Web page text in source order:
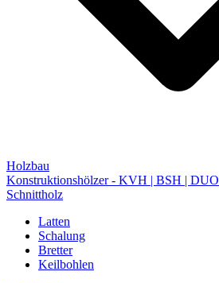
Holzbau
Konstruktionshölzer - KVH | BSH | DUO
Schnittholz
Latten
Schalung
Bretter
Keilbohlen